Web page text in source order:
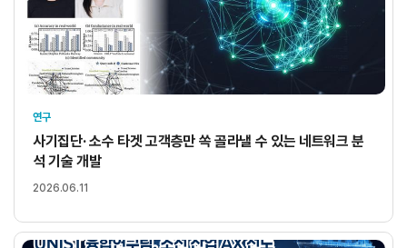
연구
사기집단· 소수 타겟 고객층만 쏙 골라낼 수 있는 네트워크 분
석 기술 개발
2026.06.11